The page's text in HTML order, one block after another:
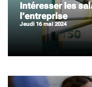
Intéresser les
l’entreprise
jeudi 16 mai 2024